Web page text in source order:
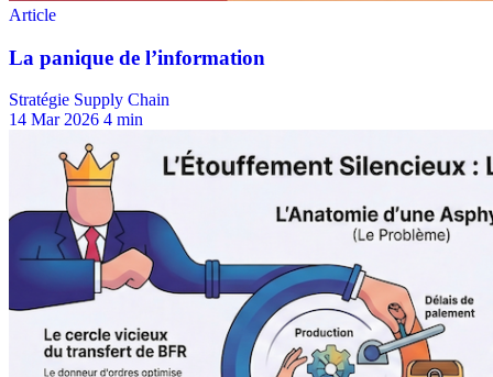
Stratégie Supply Chain
14 Mar 2026 4 min